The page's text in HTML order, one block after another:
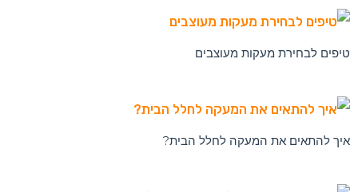
טיפים לטיפול ותחזוקה של מעקות זכוכית
טיפים לבחירת מעקות מעוצבים